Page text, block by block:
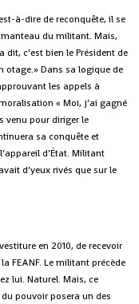
à-dire de reconquête, il se
du militant. Mais,
dit, c’est bien le Président de
otage.» Dans sa logique de
les appels à
« Moi, j’ai gagné
venu pour diriger le
sa conquête et
d’État. Militant
d’yeux rivés que sur le
en 2010, de recevoir
FEANF. Le militant précède
lui. Naturel. Mais, ce
pouvoir posera un des